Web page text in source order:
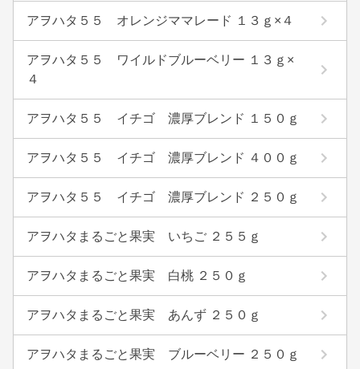
アヲハタ５５ オレンジママレード １３ｇ×４
アヲハタ５５ ワイルドブルーベリー １３ｇ×
４
アヲハタ５５ イチゴ 濃厚ブレンド １５０ｇ
アヲハタ５５ イチゴ 濃厚ブレンド ４００ｇ
アヲハタ５５ イチゴ 濃厚ブレンド ２５０ｇ
アヲハタまるごと果実 いちご ２５５ｇ
アヲハタまるごと果実 白桃 ２５０ｇ
アヲハタまるごと果実 あんず ２５０ｇ
アヲハタまるごと果実 ブルーベリー ２５０ｇ